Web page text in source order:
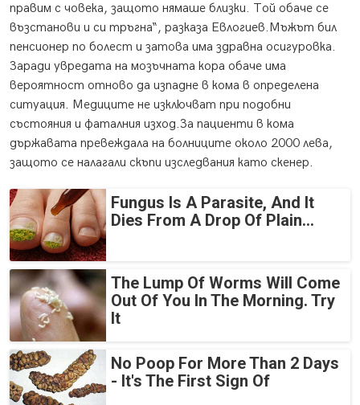
правим с човека, защото нямаше близки. Той обаче се
възстанови и си тръгна“, разказа Евлогиев.Мъжът бил
пенсионер по болест и затова има здравна осигуровка.
Заради увредата на мозъчната кора обаче има
вероятност отново да изпадне в кома в определена
ситуация. Медиците не изключват при подобни
състояния и фаталния изход.За пациенти в кома
държавата превеждала на болниците около 2000 лева,
защото се налагали скъпи изследвания като скенер.
Fungus Is A Parasite, And It
Dies From A Drop Of Plain...
The Lump Of Worms Will Come
Out Of You In The Morning. Try
It
No Poop For More Than 2 Days
- It's The First Sign Of